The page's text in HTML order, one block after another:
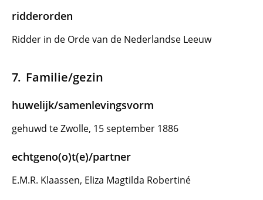
ridderorden
Ridder in de Orde van de Nederlandse Leeuw
Familie/gezin
huwelijk/samenlevingsvorm
gehuwd te Zwolle, 15 september 1886
echtgeno(o)t(e)/partner
E.M.R. Klaassen, Eliza Magtilda Robertiné